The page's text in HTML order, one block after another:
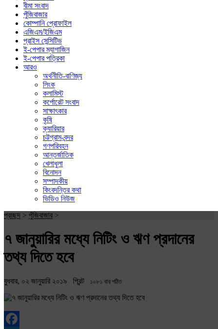
বীমা সংবাদ
পুঁজিবাজার
কোম্পানি প্রোফাইল
এজিএম/ইজিএম
প্রাইস সেন্সিটিভ
ই-পেপার ম্যাগাজিন
ই-পেপার পত্রিকা
আরও
অর্থনীতি-বাণিজ্য
লিংক
কলামিস্ট
কর্পোরেট সংবাদ
সাক্ষাৎকার
কৃষি
ক্যারিয়ার
চট্টগ্রাম-বন্দর
গণপরিবহন
আন্তর্জাতিক
খেলাধুলা
বিনোদন
সম্পাদকীয়
কিংবদন্তির কথা
ভিডিও নিউজ
প্রচ্ছদ > পুঁজিবাজার >
৭ জানুয়ারির মধ্যে নিটিং ও ঋণ প্রদানের
তথ্য দিতে হবে
বুধবার, ০২ জানুয়ারি ২০১৯ প্রিন্ট ১০৮১ বার পঠিত